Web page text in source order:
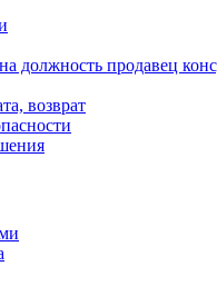
должность продавец
возврат